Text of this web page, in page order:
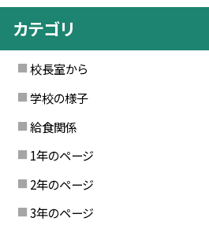
カテゴリ
校長室から
学校の様子
給食関係
1年のページ
2年のページ
3年のページ